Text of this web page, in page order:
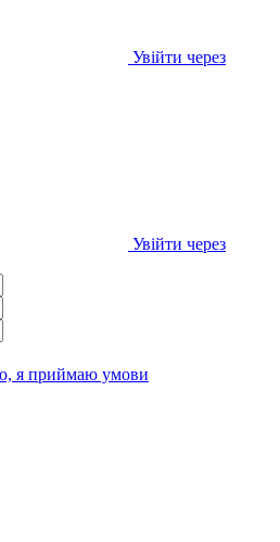
Увійти через
Увійти через
я приймаю умови